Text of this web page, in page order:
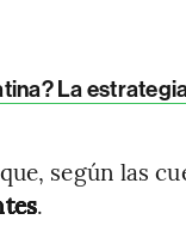
La
según las
.